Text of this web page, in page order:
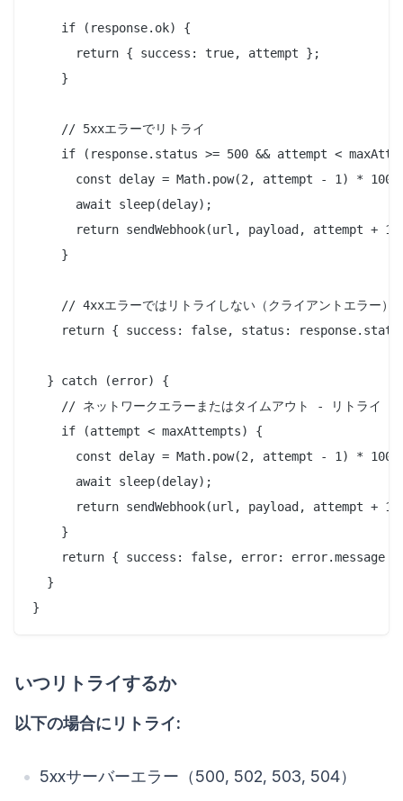
    if (response.ok) {
      return { success: true, attempt };
    }
    // 5xxエラーでリトライ
if (response.status >= 500 && attempt <
const delay = Math.pow(2, attempt - 1) *
      await sleep(delay);
return sendWebhook(url, payload, attempt +
    }
    // 4xxエラーではリトライしない（クライアントエラー）
return { success: false, status:
  } catch (error) {
    // ネットワークエラーまたはタイムアウト - リトライ
    if (attempt < maxAttempts) {
const delay = Math.pow(2, attempt - 1) *
      await sleep(delay);
return sendWebhook(url, payload, attempt +
    }
return { success: false, error: error.message
  }
いつリトライするか
以下の場合にリトライ:
5xxサーバーエラー（500, 502, 503, 504）